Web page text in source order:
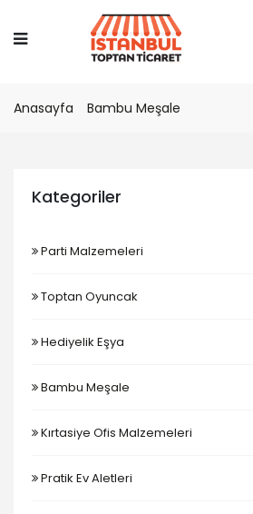
Anasayfa Bambu Meşale
Kategoriler
Parti Malzemeleri
Toptan Oyuncak
Hediyelik Eşya
Bambu Meşale
Kırtasiye Ofis Malzemeleri
Pratik Ev Aletleri